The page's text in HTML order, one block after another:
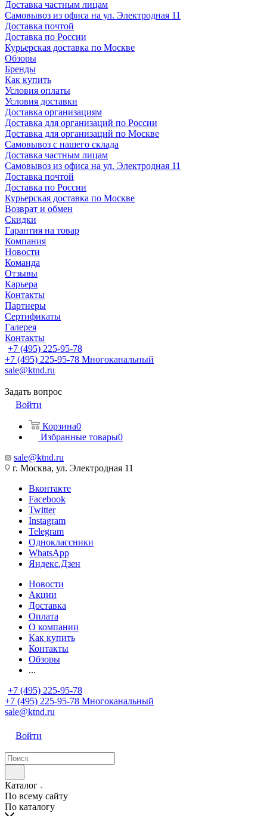
Доставка частным лицам
Самовывоз из офиса на ул. Электродная 11
Доставка почтой
Доставка по России
Курьерская доставка по Москве
Обзоры
Бренды
Как купить
Условия оплаты
Условия доставки
Доставка организациям
Доставка для организаций по России
Доставка для организаций по Москве
Самовывоз с нашего склада
Доставка частным лицам
Самовывоз из офиса на ул. Электродная 11
Доставка почтой
Доставка по России
Курьерская доставка по Москве
Возврат и обмен
Скидки
Гарантия на товар
Компания
Новости
Команда
Отзывы
Карьера
Контакты
Партнеры
Сертификаты
Галерея
Контакты
+7 (495) 225-95-78
+7 (495) 225-95-78 Многоканальный
sale@ktnd.ru
Задать вопрос
Войти
Корзина0
Избранные товары0
sale@ktnd.ru
г. Москва, ул. Электродная 11
Вконтакте
Facebook
Twitter
Instagram
Telegram
Одноклассники
WhatsApp
Яндекс.Дзен
Новости
Акции
Доставка
Оплата
О компании
Как купить
Контакты
Обзоры
...
+7 (495) 225-95-78
+7 (495) 225-95-78 Многоканальный
sale@ktnd.ru
Войти
Каталог
По всему сайту
По каталогу